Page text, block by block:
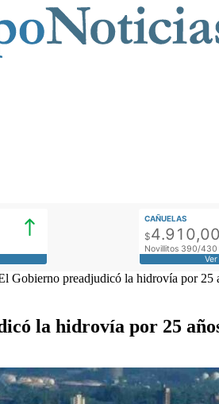
CAÑUELAS
$4.910,00
Novillitos 390/430
Gobierno preadjudicó la hidrovía por 25
la hidrovía por 25